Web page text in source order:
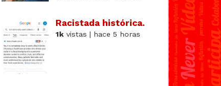
Racistada histórica.
1kvistas | hace 5 horas